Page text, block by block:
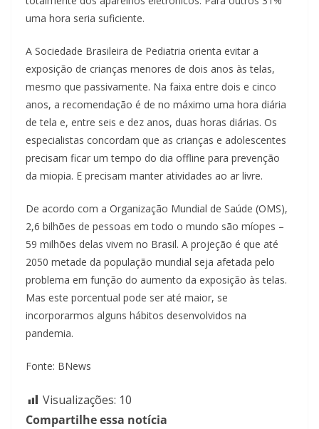
uma hora seria suficiente.
A Sociedade Brasileira de Pediatria orienta evitar a
exposição de crianças menores de dois anos às telas,
mesmo que passivamente. Na faixa entre dois e cinco
anos, a recomendação é de no máximo uma hora diária
de tela e, entre seis e dez anos, duas horas diárias. Os
especialistas concordam que as crianças e adolescentes
precisam ficar um tempo do dia offline para prevenção
da miopia. E precisam manter atividades ao ar livre.
De acordo com a Organização Mundial de Saúde (OMS),
2,6 bilhões de pessoas em todo o mundo são míopes –
59 milhões delas vivem no Brasil. A projeção é que até
2050 metade da população mundial seja afetada pelo
problema em função do aumento da exposição às telas.
Mas este porcentual pode ser até maior, se
incorporarmos alguns hábitos desenvolvidos na
pandemia.
Fonte: BNews
Visualizações: 10
Compartilhe essa notícia